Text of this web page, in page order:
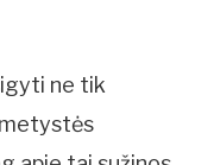
ne tik